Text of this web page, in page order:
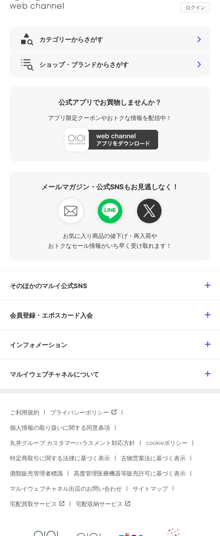
ログイン
カテゴリーからさがす
ショップ・ブランドからさがす
公式アプリでお買物しませんか？
アプリ限定クーポンやおトクな情報を配信中！
メールマガジン・公式SNSもお見逃しなく！
お気に入り商品の値下げ・再入荷や
おトクなセール情報がいち早く受け取れます！
そのほかのマルイ公式SNS
会員登録・エポスカード入会
インフォメーション
マルイウェブチャネルについて
ご利用規約 プライバシーポリシー
個人情報の取り扱いに関する同意条項
丸井グループ カスタマーハラスメント対応方針 cookieポリシー
特定商取引に関する法律に基づく表示 古物営業法に基づく表示
酒類販売管理者標識 高度管理医療機器等販売許可に基づく表示
マルイウェブチャネル出店のお問い合わせ サイトマップ
宅配買取サービス 宅配収納サービス